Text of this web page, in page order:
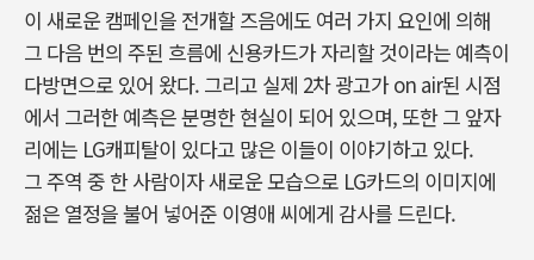
이 새로운 캠페인을 전개할 즈음에도 여러 가지 요인에 의해
그 다음 번의 주된 흐름에 신용카드가 자리할 것이라는 예측이
다방면으로 있어 왔다. 그리고 실제 2차 광고가 on air된 시점
에서 그러한 예측은 분명한 현실이 되어 있으며, 또한 그 앞자
리에는 LG캐피탈이 있다고 많은 이들이 이야기하고 있다.
그 주역 중 한 사람이자 새로운 모습으로 LG카드의 이미지에
젊은 열정을 불어 넣어준 이영애 씨에게 감사를 드린다.